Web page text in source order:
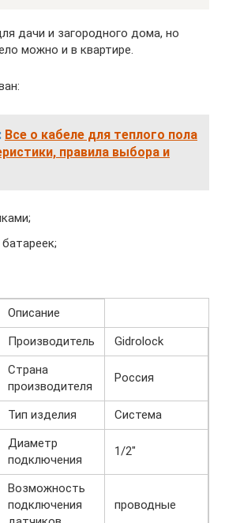
дачи и загородного дома, но
можно и в квартире.
Все о кабеле для теплого пола
правила выбора и
Описание
Производитель Gidrolock
Страна
производителя
Россия
Тип изделия Система
Диаметр
подключения
1/2″
Возможность
подключения
проводные